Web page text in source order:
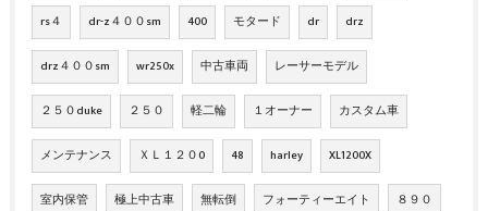
rs４ dr-z４００sm 400 モタード dr drz
drz４００sm wr250x 中古車両 レーサーモデル
２５０duke ２５０ 軽二輪 １オーナー カスタム車
メンテナンス ＸＬ１２０0 48 harley XL1200X
室内保管 極上中古車 無転倒 フォーティーエイト ８９０